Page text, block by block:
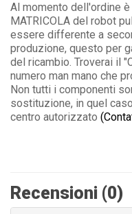
Al momento dell'ordine
MATRICOLA del robot
essere differente a
produzione, questo per
del ricambio. Troverai il
numero man mano che
Non tutti i componenti
sostituzione, in quel
centro autorizzato
Recensioni (0)